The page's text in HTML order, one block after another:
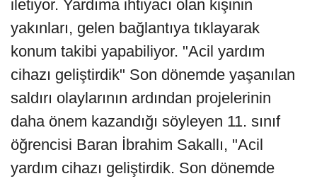
iletiyor. Yardıma ihtiyacı olan kişinin
yakınları, gelen bağlantıya tıklayarak
konum takibi yapabiliyor. "Acil yardım
cihazı geliştirdik" Son dönemde yaşanılan
saldırı olaylarının ardından projelerinin
daha önem kazandığı söyleyen 11. sınıf
öğrencisi Baran İbrahim Sakallı, "Acil
yardım cihazı geliştirdik. Son dönemde